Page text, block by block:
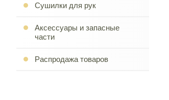
Сушилки для рук
Аксессуары и запасные
части
Распродажа товаров